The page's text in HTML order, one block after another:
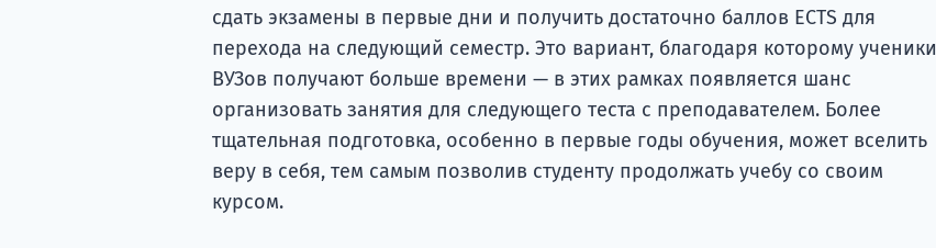
сдать экзамены в первые дни и получить достаточно баллов ECTS для
перехода на следующий семестр. Это вариант, благодаря которому ученики
ВУЗов получают больше времени — в этих рамках появляется шанс
организовать занятия для следующего теста с преподавателем. Более
тщательная подготовка, особенно в первые годы обучения, может вселить
веру в себя, тем самым позволив студенту продолжать учебу со своим
курсом.